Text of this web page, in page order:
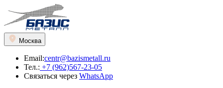
Москва
Email:centr@bazismetall.ru
Тел.: +7 (962)567-23-05
Связаться через WhatsApp